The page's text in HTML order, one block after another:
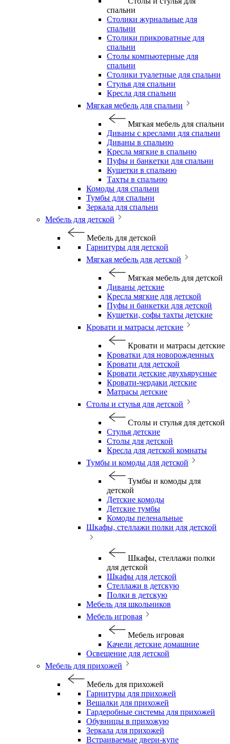
спальни
Столики журнальные для
спальни
Столики прикроватные для
спальни
Столы компьютерные для
спальни
Столики туалетные для спальни
Стулья для спальни
Кресла для спальни
Мягкая мебель для спальни
Мягкая мебель для спальни
Диваны с креслами для спальни
Диваны в спальню
Кресла мягкие в спальню
Пуфы и банкетки для спальни
Кушетки в спальню
Тахты в спальню
Комоды для спальни
Тумбы для спальни
Зеркала для спальни
Мебель для детской
Мебель для детской
Гарнитуры для детской
Мягкая мебель для детской
Мягкая мебель для детской
Диваны детские
Кресла мягкие для детской
Пуфы и банкетки для детской
Кушетки, софы тахты детские
Кровати и матрасы детские
Кровати и матрасы детские
Кроватки для новорожденных
Кровати для детской
Кровати детские двухъярусные
Кровати-чердаки детские
Матрасы детские
Столы и стулья для детской
Столы и стулья для детской
Стулья детские
Столы для детской
Кресла для детской комнаты
Тумбы и комоды для детской
Тумбы и комоды для
детской
Детские комоды
Детские тумбы
Комоды пеленальные
Шкафы, стеллажи полки для детской
Шкафы, стеллажи полки
для детской
Шкафы для детской
Стеллажи в детскую
Полки в детскую
Мебель для школьников
Мебель игровая
Мебель игровая
Качели детские домашние
Освещение для детской
Мебель для прихожей
Мебель для прихожей
Гарнитуры для прихожей
Вешалки для прихожей
Гардеробные системы для прихожей
Обувницы в прихожую
Зеркала для прихожей
Встраиваемые двери-купе